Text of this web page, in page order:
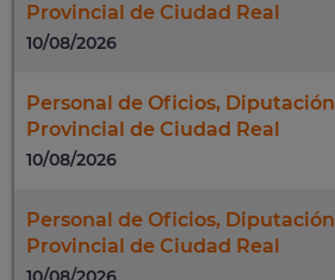
Provincial de Ciudad Real
10/08/2026
Personal de Oficios, Diputación
Provincial de Ciudad Real
10/08/2026
Personal de Oficios, Diputación
Provincial de Ciudad Real